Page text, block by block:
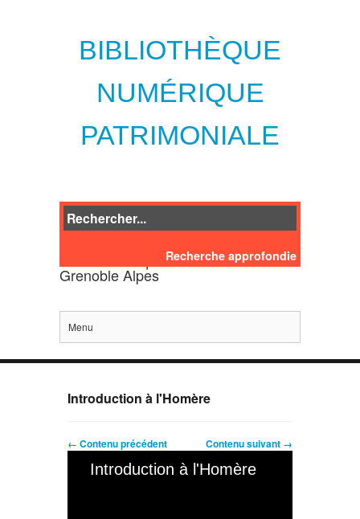
BIBLIOTHÈQUE
NUMÉRIQUE
PATRIMONIALE
des bibliothèques de l'Université
Grenoble Alpes
Recherche approfondie
Menu
Introduction à l'Homère
← Contenu précédent Contenu suivant →